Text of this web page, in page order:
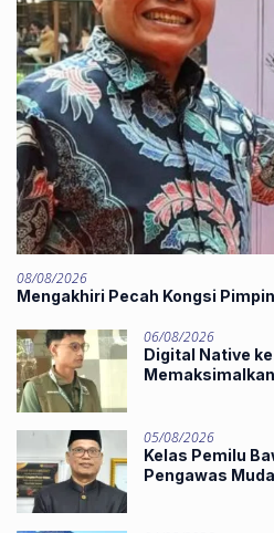
08/08/2026
Mengakhiri Pecah Kongsi
06/08/2026
Digital Native
05/08/2026
Kelas Pemilu
Pengawas Muda